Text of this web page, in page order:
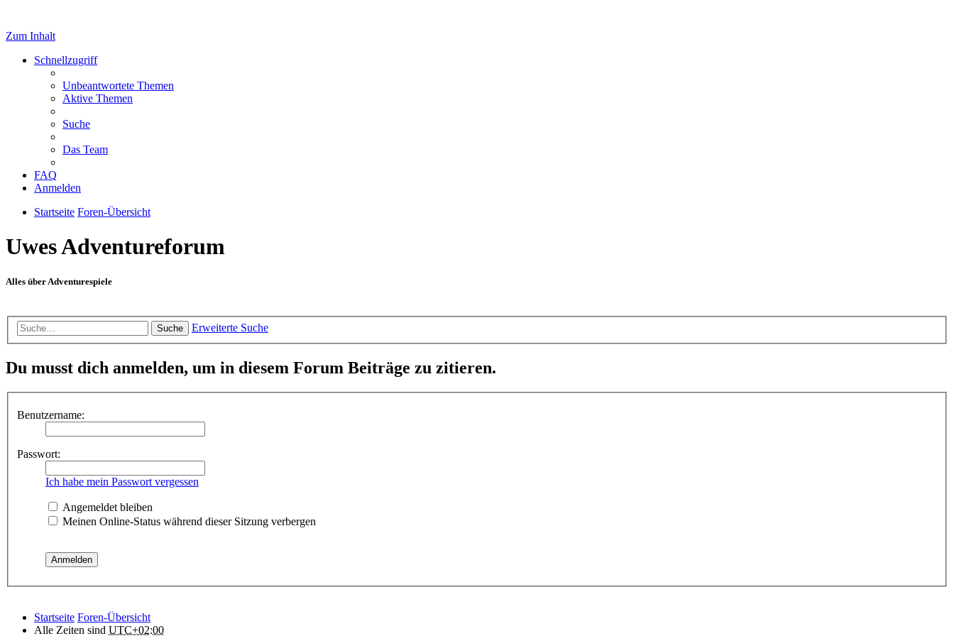
Zum Inhalt
Schnellzugriff
Unbeantwortete Themen
Aktive Themen
Suche
Das Team
FAQ
Anmelden
Startseite Foren-Übersicht
Uwes Adventureforum
Alles über Adventurespiele
Suche Erweiterte Suche
Du musst dich anmelden, um in diesem Forum Beiträge zu zitieren.
Benutzername:
Passwort:
Ich habe mein Passwort vergessen
Angemeldet bleiben
Meinen Online-Status während dieser Sitzung verbergen
Startseite Foren-Übersicht
Alle Zeiten sind UTC+02:00